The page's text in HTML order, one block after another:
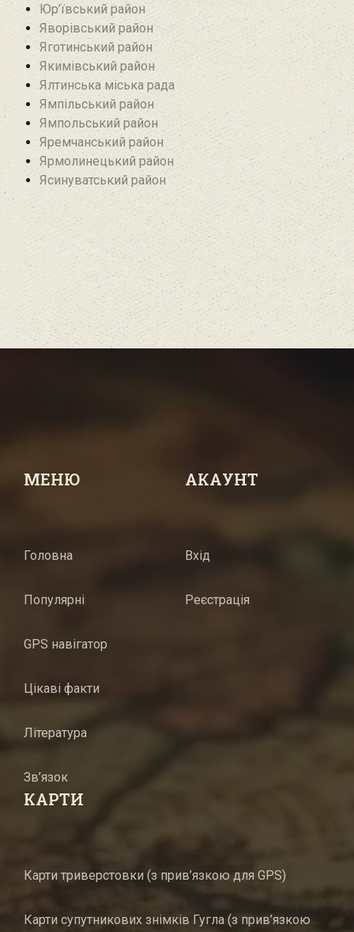
Юр’ївський район
Яворівський район
Яготинський район
Якимівський район
Ялтинська міська рада
Ямпільський район
Ямпольський район
Яремчанський район
Ярмолинецький район
Ясинуватський район
МЕНЮ
Головна
Популярні
GPS навігатор
Цікаві факти
Література
Зв’язок
АКАУНТ
Вхід
Реєстрація
КАРТИ
Карти триверстовки (з прив’язкою для GPS)
Карти супутникових знімків Гугла (з прив’язкою